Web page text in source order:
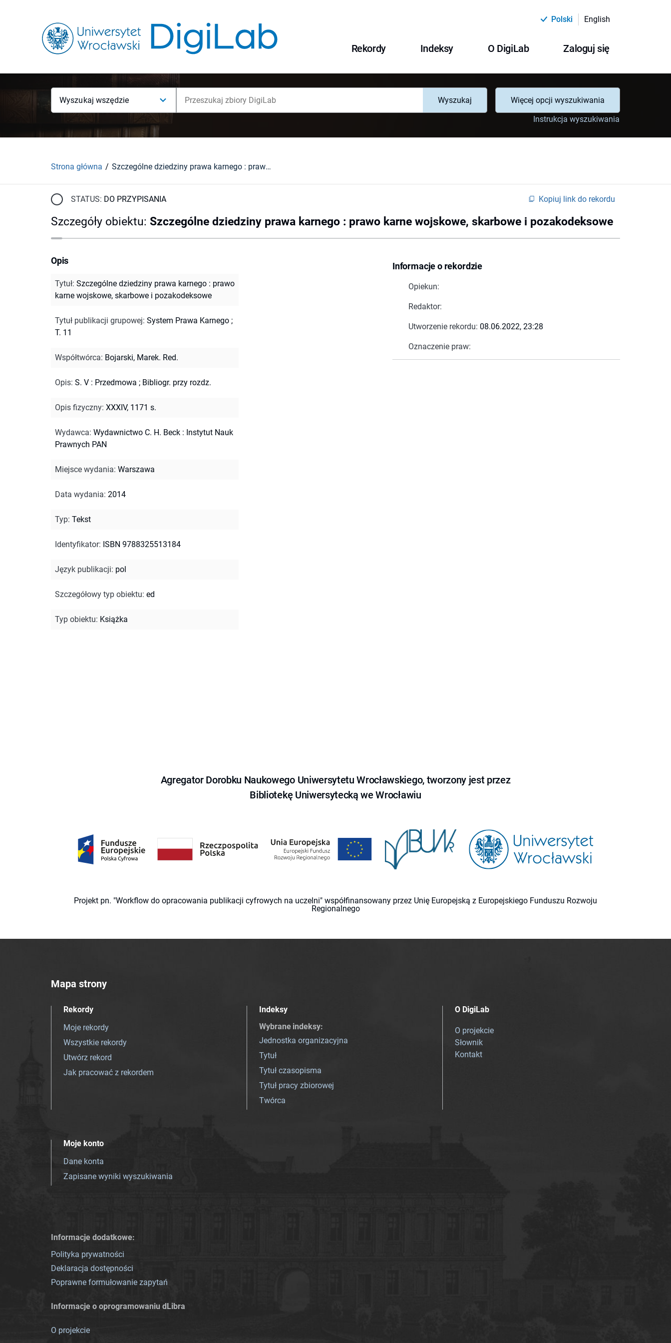
Polski English
Rekordy Indeksy O DigiLab Zaloguj się
Wyszukaj wszędzie Wyszukaj
Więcej opcji wyszukiwania
Instrukcja wyszukiwania
Strona główna Szczególne dziedziny prawa karnego : prawo karne wojskowe, skarbowe i pozakodeksowe
STATUS: DO PRZYPISANIA Kopiuj link do rekordu
Szczegóły obiektu: Szczególne dziedziny prawa karnego : prawo karne wojskowe, skarbowe i pozakodeksowe
Informacje o rekordzie
Opiekun:
Redaktor:
Utworzenie rekordu: 08.06.2022, 23:28
Oznaczenie praw:
Opis
Tytuł: Szczególne dziedziny prawa karnego : prawo
karne wojskowe, skarbowe i pozakodeksowe
Tytuł publikacji grupowej: System Prawa Karnego ;
T. 11
Współtwórca: Bojarski, Marek. Red.
Opis: S. V : Przedmowa ; Bibliogr. przy rozdz.
Opis fizyczny: XXXIV, 1171 s.
Wydawca: Wydawnictwo C. H. Beck : Instytut Nauk
Prawnych PAN
Miejsce wydania: Warszawa
Data wydania: 2014
Typ: Tekst
Identyfikator: ISBN 9788325513184
Język publikacji: pol
Szczegółowy typ obiektu: ed
Typ obiektu: Książka
Agregator Dorobku Naukowego Uniwersytetu Wrocławskiego, tworzony jest przez
Bibliotekę Uniwersytecką we Wrocławiu
Projekt pn. "Workflow do opracowania publikacji cyfrowych na uczelni" współfinansowany przez Unię Europejską z Europejskiego Funduszu Rozwoju
Regionalnego
Mapa strony
Rekordy
Moje rekordy
Wszystkie rekordy
Utwórz rekord
Jak pracować z rekordem
Indeksy
Wybrane indeksy:
Jednostka organizacyjna
Tytuł
Tytuł czasopisma
Tytuł pracy zbiorowej
Twórca
O DigiLab
O projekcie
Słownik
Kontakt
Moje konto
Dane konta
Zapisane wyniki wyszukiwania
Informacje dodatkowe:
Polityka prywatności
Deklaracja dostępności
Poprawne formułowanie zapytań
Informacje o oprogramowaniu dLibra
O projekcie